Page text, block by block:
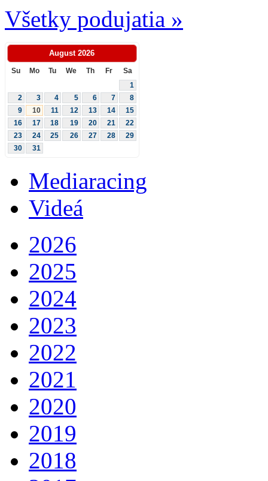
Všetky podujatia »
August 2026
Su Mo Tu We Th Fr Sa
1
2
3 4 5 6 7
8
9
10 11 12 13 14
15
16
17 18 19 20 21
22
23
24 25 26 27 28
29
30
31
Mediaracing
Videá
2026
2025
2024
2023
2022
2021
2020
2019
2018